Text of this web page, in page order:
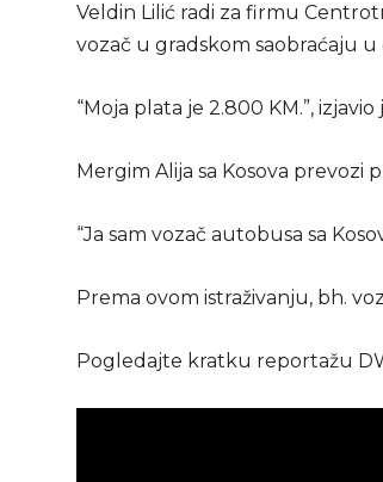
Veldin Lilić radi za firmu
vozač u gradskom saobraćaju
“Moja plata je 2.800 KM.”, izjavio
Mergim Alija sa Kosova prevozi
“Ja sam vozač autobusa sa
Prema ovom istraživanju, bh.
Pogledajte kratku reportažu